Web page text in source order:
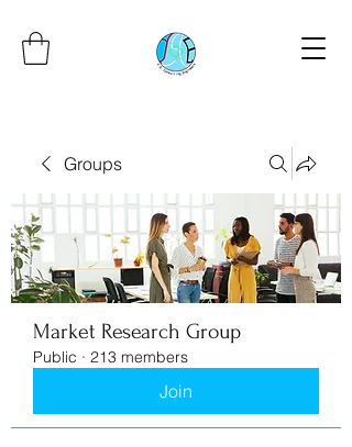
Groups
Market Research Group
Public · 213 members
Join